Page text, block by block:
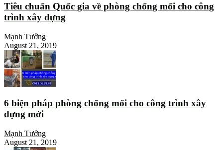
Tiêu chuẩn Quốc gia về phòng chống mối cho công
trình xây dựng
Mạnh Tưởng
August 21, 2019
6 biện pháp phòng chống mối cho công trình xây
dựng mới
Mạnh Tưởng
August 21, 2019